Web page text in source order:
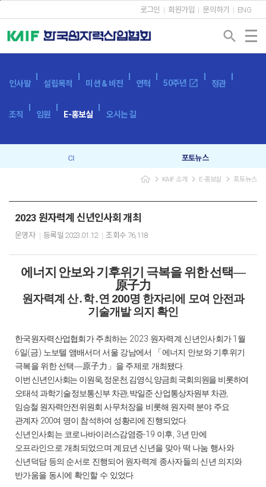
로그인 회원가입 문의하기 ENG
search
인사말 설립목적 미션 & 비전 연혁 50주년 open_in_new 정관
조직 임원 E-홍보실 오시는 길
CI 포토뉴스
캐릭터
navigate_next KAIF 소개 navigate_next E-홍보실 navigate_next 포토뉴스
2023 원자력계 신년인사회 개최
운영자 등록일 2023.01.12 조회수 76,118
에너지 안보와 기후위기 극복을 위한 선택―
原子力
원자력계 산․학․연 200명 한자리에 모여 안전과
기술개발 의지 확인
한국원자력산업협회 가 주최하는 2023 원자력계 신년인사회가 1 월
6일(금) 노보텔 앰배서더 서울 강남에서 「 에너지 안보와 기후위기
극복을 위한 선택―原子力」 을 주제로 개최됐다.
이번 신년인사회는 이원욱, 정운천 김영식 양금희 국회의원을 비롯하여
오태석 과학기술정보통신부 차관, 박일준 산업통상자원부 차관,
임승철 원자력안전위원회 사무처장을 비롯해 원자력 분야 주요
관계자 200여 명이 참석하여 성황리에 진행되었다.
신년인사회는 코로나바이러스감염증-19 이후 , 3년 만에
오프라인으로 개최되었으며 계묘년 신년을 맞아 떡 나눔 행사와
신년덕담 등의 순서로 진행되어 원자력계 종사자들의 신년 의지와
반가움을 동시에 확인할 수 있었다.